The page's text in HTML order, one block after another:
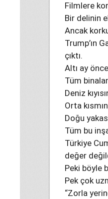
Filmlere
Bir delinin
Ancak
Trump’ın
çıktı.
Altı ay
Tüm
Deniz
Orta
Doğu
Tüm bu
Türkiye
değer
Peki böyle
Pek çok
“Zorla